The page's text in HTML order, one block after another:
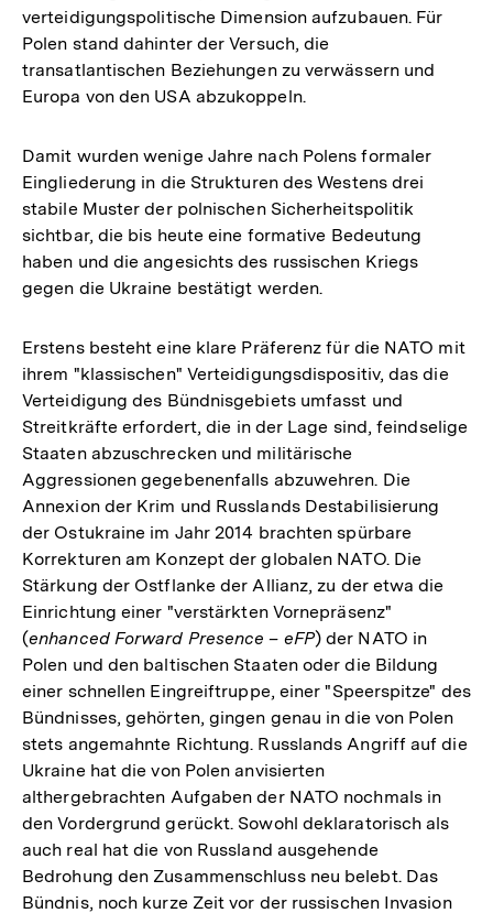
verteidigungspolitische Dimension aufzubauen. Für
Polen stand dahinter der Versuch, die
transatlantischen Beziehungen zu verwässern und
Europa von den USA abzukoppeln.
Damit wurden wenige Jahre nach Polens formaler
Eingliederung in die Strukturen des Westens drei
stabile Muster der polnischen Sicherheitspolitik
sichtbar, die bis heute eine formative Bedeutung
haben und die angesichts des russischen Kriegs
gegen die Ukraine bestätigt werden.
Erstens besteht eine klare Präferenz für die NATO mit
ihrem "klassischen" Verteidigungsdispositiv, das die
Verteidigung des Bündnisgebiets umfasst und
Streitkräfte erfordert, die in der Lage sind, feindselige
Staaten abzuschrecken und militärische
Aggressionen gegebenenfalls abzuwehren. Die
Annexion der Krim und Russlands Destabilisierung
der Ostukraine im Jahr 2014 brachten spürbare
Korrekturen am Konzept der globalen NATO. Die
Stärkung der Ostflanke der Allianz, zu der etwa die
Einrichtung einer "verstärkten Vornepräsenz"
(enhanced Forward Presence – eFP) der NATO in
Polen und den baltischen Staaten oder die Bildung
einer schnellen Eingreiftruppe, einer "Speerspitze" des
Bündnisses, gehörten, gingen genau in die von Polen
stets angemahnte Richtung. Russlands Angriff auf die
Ukraine hat die von Polen anvisierten
althergebrachten Aufgaben der NATO nochmals in
den Vordergrund gerückt. Sowohl deklaratorisch als
auch real hat die von Russland ausgehende
Bedrohung den Zusammenschluss neu belebt. Das
Bündnis, noch kurze Zeit vor der russischen Invasion